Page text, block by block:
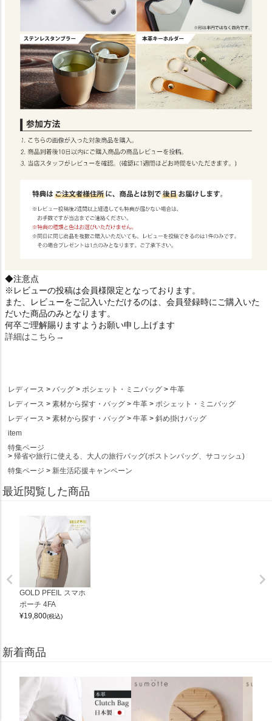
◆注意点
※レビューの投稿は会員様限定となっております。
また、レビューをご記入いただけるのは、会員登録時にご購入いた
だいた商品のみとなります。
何卒ご理解賜りますようお願い申し上げます
詳細はこちら→
レディース バッグ ポシェット・ミニバッグ
牛革
レディース
素材から探す・バッグ 牛革
ポシェット・ミニバッグ
レディース
素材から探す・バッグ 牛革
斜め掛けバッグ
item
特集ページ
帰省や旅行に使える、大人の旅行バッグ(ボストンバッグ、サコッシュ)
特集ページ
新生活応援キャンペーン
最近閲覧した商品
GOLD PFEIL スマホ
ポーチ 4FA
¥19,800(税込)
新着商品